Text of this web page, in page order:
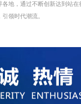
地，通过不断创新达到站在
领时代潮流。